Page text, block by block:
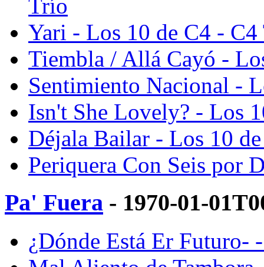
Trío
Yari - Los 10 de C4 -
Tiembla / Allá Cayó -
Sentimiento Nacional -
Isn't She Lovely? - Los
Déjala Bailar - Los 10
Periquera Con Seis por
Pa' Fuera - 1970-01-
¿Dónde Está Er Futuro-